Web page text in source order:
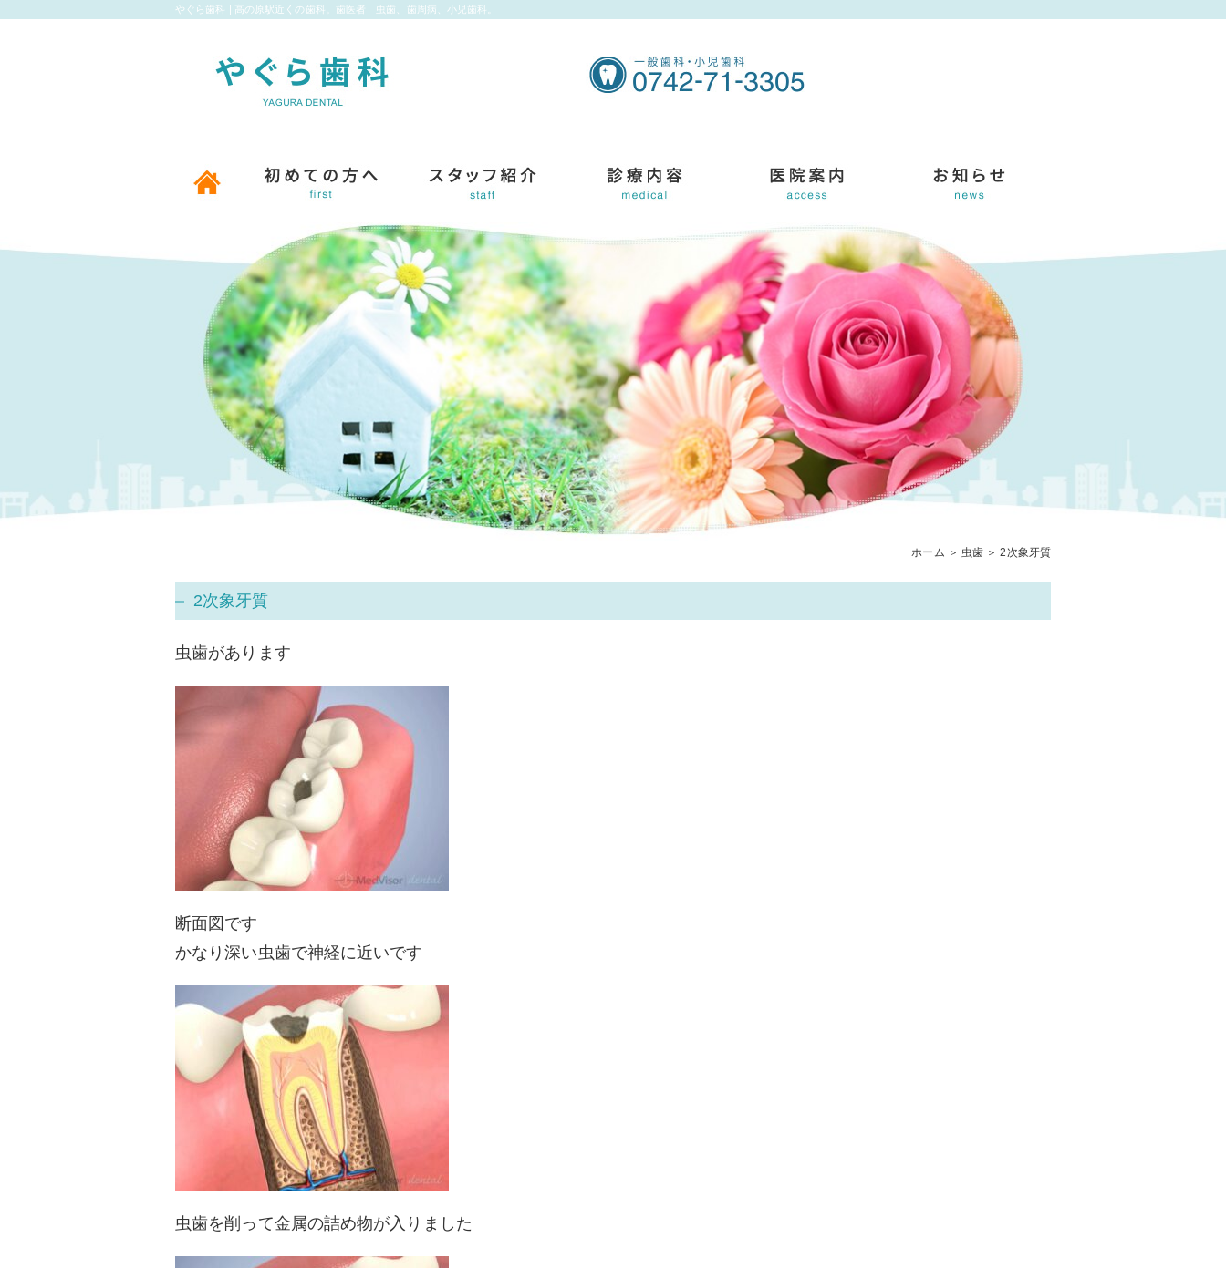
やぐら歯科 | 高の原駅近くの歯科。歯医者 虫歯、歯周病、小児歯科。
ホーム ＞ 虫歯 ＞ 2次象牙質
2次象牙質
虫歯があります
断面図です
かなり深い虫歯で神経に近いです
虫歯を削って金属の詰め物が入りました